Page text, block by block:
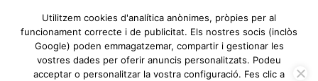
Utilitzem cookies d'analítica anònimes, pròpies per al
funcionament correcte i de publicitat. Els nostres socis (inclòs
Google) poden emmagatzemar, compartir i gestionar les
vostres dades per oferir anuncis personalitzats. Podeu
acceptar o personalitzar la vostra configuració. Fes clic a